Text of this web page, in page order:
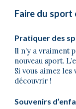
Faire du sport
Pratiquer des
Il n’y a vraiment
nouveau sport.
Si vous aimez les
découvrir !
Souvenirs